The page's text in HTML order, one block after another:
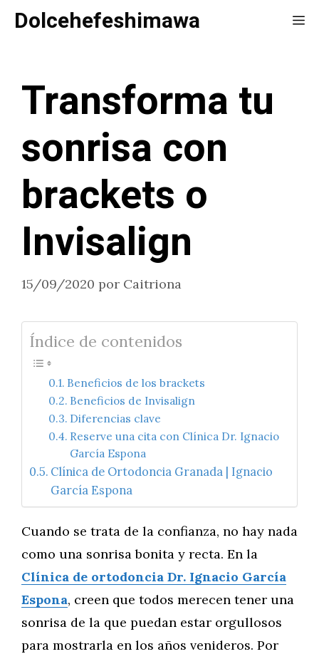
SaltarDolcehefeshimawa
Transforma tu
sonrisa con
brackets o
Invisalign
15/09/2020 por Caitriona
Índice de contenidos
Beneficios de los brackets
Beneficios de Invisalign
Diferencias clave
Reserve una cita con Clínica Dr. Ignacio
García Espona
Clínica de Ortodoncia Granada | Ignacio
García Espona
Cuando se trata de la confianza, no hay nada
como una sonrisa bonita y recta. En la
Clínica de ortodoncia Dr. Ignacio García
Espona, creen que todos merecen tener una
sonrisa de la que puedan estar orgullosos
para mostrarla en los años venideros. Por